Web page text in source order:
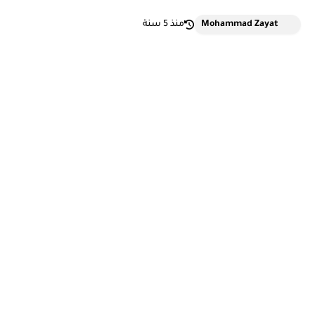
Mohammad Zayat منذ 5 سنة